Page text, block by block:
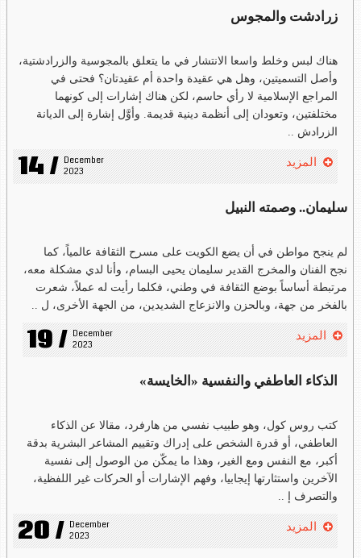
زرادشت والمجوس
هناك لبس وخلط واسعا الانتشار في ما يتعلق بالمجوسية والزرادشتية،
وأصل التسميتين، وهل هي عقيدة واحدة أم عقيدتان؟ فحتى في
المراجع الإسلامية لا رأي حاسم، لكن هناك إشارات إلى كونهما
مختلفتين، وتعودان إلى أنظمة دينية قديمة. وأوَّل إشارة إلى الديانة
الزرادش ..
14 / December
2023
المزيد
سليمان.. وصمته النبيل
لم ينجح مواطن في أن يضع الكويت على مسرح الثقافة عالمياً، كما
نجح الفنان والمخرج القدير سليمان يحيى البسام، وأنا لدي مشكلة معه،
مرتبطة أساساً بوضع الثقافة في وطني، فكلما رأيت له عملاً، شعرت
بالفخر من جهة، وبالحزن والانزعاج الشديدين، من الجهة الأخرى، ل ..
19 / December
2023
المزيد
الذكاء العاطفي والنفسية «الخايسة»
كتب روس كول، وهو طبيب نفسي من هارفرد، مقالا عن الذكاء
العاطفي، أو قدرة الشخص على إدراك وتقييم المشاعر البشرية بدقة
أكبر، مع النفس ومع الغير، وهذا ما يمكّن من الوصول إلى نفسية
الآخرين واستثارتها إيجابيا، وفهم الإشارات أو الحركات غير اللفظية،
والتصرف إ ..
20 / December
2023
المزيد